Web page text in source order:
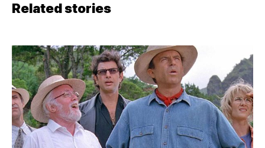
Related stories